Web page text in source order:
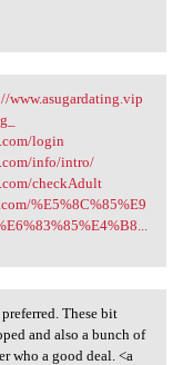
www.asugardating.vip
login
info/intro/
checkAdult
%E5%8C%85%E9
These bit
and also a bunch of
who a good deal. <a